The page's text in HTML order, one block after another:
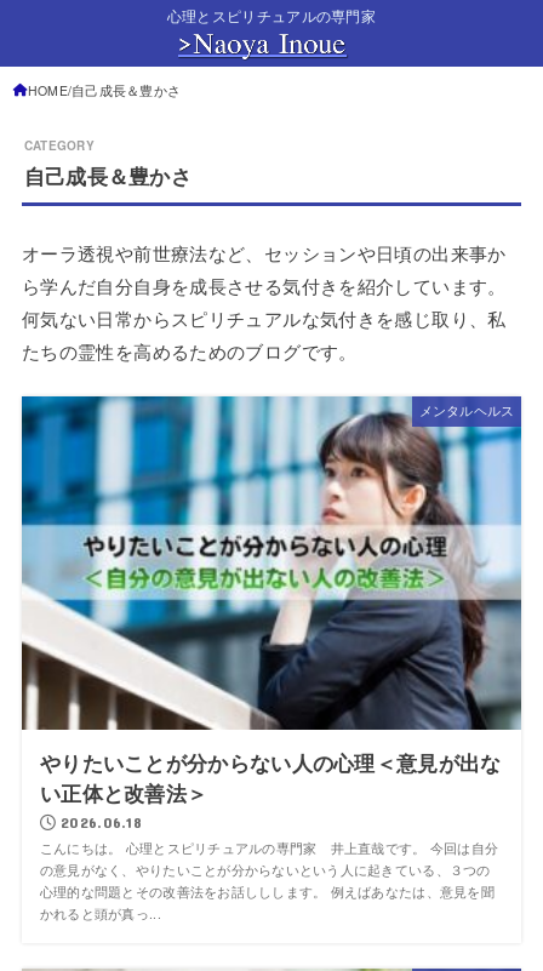
心理とスピリチュアルの専門家
HOME 自己成長＆豊かさ
自己成長＆豊かさ
オーラ透視や前世療法など、セッションや日頃の出来事か
ら学んだ自分自身を成長させる気付きを紹介しています。
何気ない日常からスピリチュアルな気付きを感じ取り、私
たちの霊性を高めるためのブログです。
メンタルヘルス
やりたいことが分からない人の心理＜意見が出な
い正体と改善法＞
2026.06.18
こんにちは。 心理とスピリチュアルの専門家 井上直哉です。 今回は自分
の意見がなく、やりたいことが分からないという人に起きている、３つの
心理的な問題とその改善法をお話ししします。 例えばあなたは、意見を聞
かれると頭が真っ...